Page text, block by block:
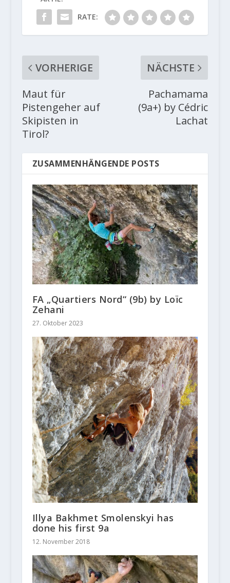
RATE:
VORHERIGE
Maut für
Pistengeher auf
Skipisten in
Tirol?
NÄCHSTE
Pachamama
(9a+) by Cédric
Lachat
ZUSAMMENHÄNGENDE POSTS
FA „Quartiers Nord“ (9b) by Loïc
Zehani
27. Oktober 2023
Illya Bakhmet Smolenskyi has
done his first 9a
12. November 2018